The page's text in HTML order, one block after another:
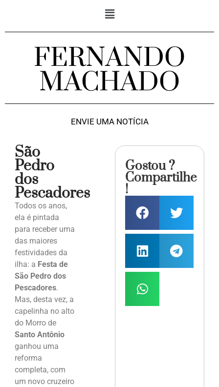
FERNANDO
MACHADO
ENVIE UMA NOTÍCIA
São
Pedro
dos
Pescadores
Todos os anos,
ela é pintada
para receber uma
das maiores
festividades da
ilha: a Festa de
São Pedro dos
Pescadores.
Mas, desta vez, a
capelinha no alto
do Morro de
Santo Antônio
ganhou uma
reforma
completa, com
um novo cruzeiro
Gostou ?
Compartilhe
!